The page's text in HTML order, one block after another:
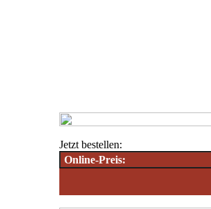
Jetzt bestellen:
Online-Preis: